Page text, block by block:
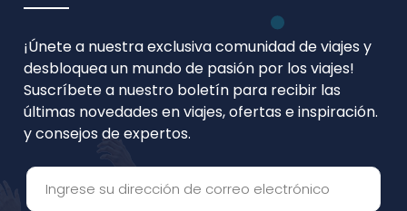
¡Únete a nuestra exclusiva comunidad de viajes y
desbloquea un mundo de pasión por los viajes!
Suscríbete a nuestro boletín para recibir las
últimas novedades en viajes, ofertas e inspiración.
y consejos de expertos.